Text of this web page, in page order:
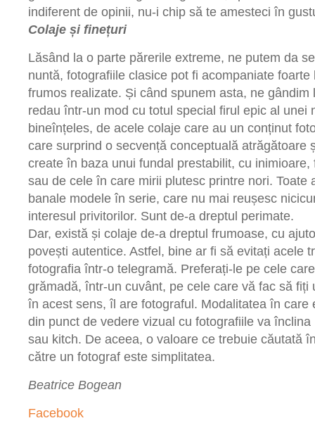
indiferent de opinii, nu-i chip să te amesteci în
Colaje și finețuri
Lăsând la o parte părerile extreme, ne putem da
nuntă, fotografiile clasice pot fi acompaniate
frumos realizate. Și când spunem asta, ne gândim
redau într-un mod cu totul special firul epic al unei
bineînțeles, de acele colaje care au un conținut
care surprind o secvență conceptuală atrăgătoare
create în baza unui fundal prestabilit, cu inimioare,
sau de cele în care mirii plutesc printre nori. Toate
banale modele în serie, care nu mai reușesc
interesul privitorilor. Sunt de-a dreptul perimate.
Dar, există și colaje de-a dreptul frumoase, cu
povești autentice. Astfel, bine ar fi să evitați acele
fotografia într-o telegramă. Preferați-le pe cele
grămadă, într-un cuvânt, pe cele care vă fac să fiți
în acest sens, îl are fotograful. Modalitatea în care
din punct de vedere vizual cu fotografiile va
sau kitch. De aceea, o valoare ce trebuie căutată
către un fotograf este simplitatea.
Beatrice Bogean
Facebook